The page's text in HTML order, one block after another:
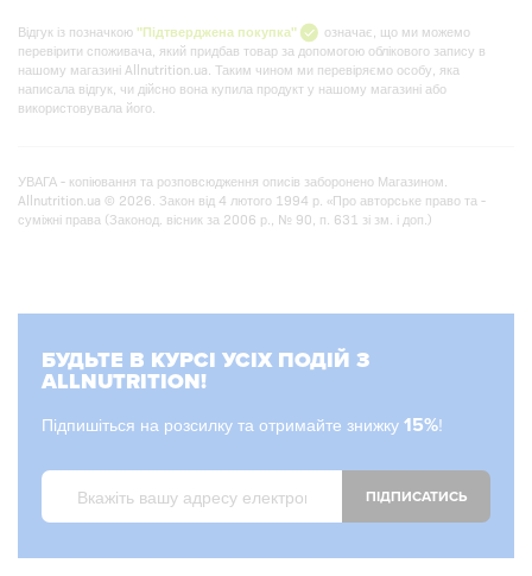
Відгук із позначкою"Підтверджена покупка"
означає, що ми можемо
перевірити споживача, який придбав товар за допомогою облікового запису в
нашому магазині Allnutrition.ua. Таким чином ми перевіряємо особу, яка
написала відгук, чи дійсно вона купила продукт у нашому магазині або
використовувала його.
УВАГА - копіювання та розповсюдження описів заборонено Магазином.
Allnutrition.ua © 2026. Закон від 4 лютого 1994 р. «Про авторське право та -
суміжні права (Законод. вісник за 2006 р., № 90, п. 631 зі зм. і доп.)
БУДЬТЕ В КУРСІ УСІХ ПОДІЙ З
ALLNUTRITION!
Підпишіться на розсилку та отримайте знижку 15%!
ПІДПИСАТИСЬ